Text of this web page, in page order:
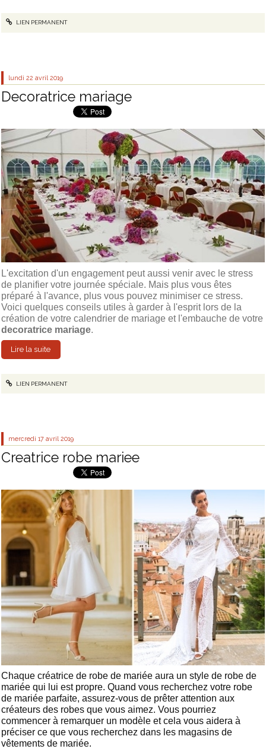
LIEN PERMANENT
lundi 22 avril 2019
Decoratrice mariage
L'excitation d'un engagement peut aussi venir avec le stress
de planifier votre journée spéciale. Mais plus vous êtes
préparé à l'avance, plus vous pouvez minimiser ce stress.
Voici quelques conseils utiles à garder à l'esprit lors de la
création de votre calendrier de mariage et l'embauche de votre
decoratrice mariage.
Lire la suite
LIEN PERMANENT
mercredi 17 avril 2019
Creatrice robe mariee
Chaque créatrice de robe de mariée aura un style de robe de
mariée qui lui est propre. Quand vous recherchez votre robe
de mariée parfaite, assurez-vous de prêter attention aux
créateurs des robes que vous aimez. Vous pourriez
commencer à remarquer un modèle et cela vous aidera à
préciser ce que vous recherchez dans les magasins de
vêtements de mariée.